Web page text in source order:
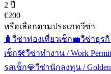
2 ปี
€200
หรือเลือกตามประเภทวีซ่า
🧳 วีซ่าท่องเที่ยวเช็ก💼วีซ่าธุรกิ
เช็ก🛠️วีซ่าทำงาน / Work Permit
รสเช็ก💎วีซ่านักลงทุน / Golden